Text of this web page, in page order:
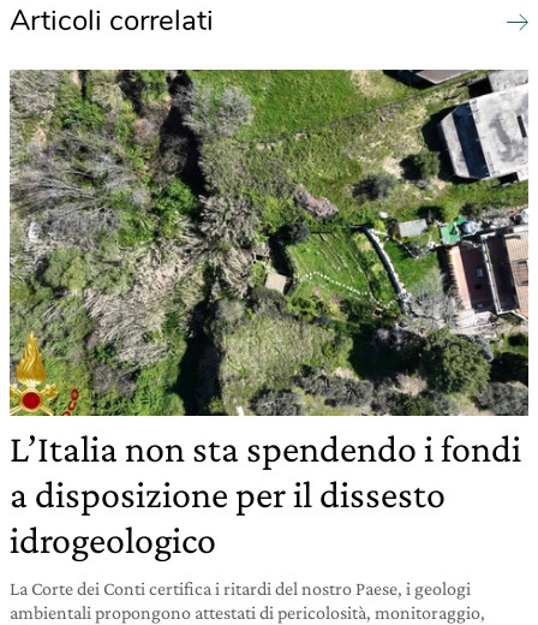
Articoli correlati
L’Italia non sta spendendo i fondi
a disposizione per il dissesto
idrogeologico
La Corte dei Conti certifica i ritardi del nostro Paese, i geologi
ambientali propongono attestati di pericolosità, monitoraggio,